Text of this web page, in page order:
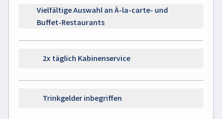
Vielfältige Auswahl an À-la-carte- und
Buffet-Restaurants
2x täglich Kabinenservice
Trinkgelder inbegriffen